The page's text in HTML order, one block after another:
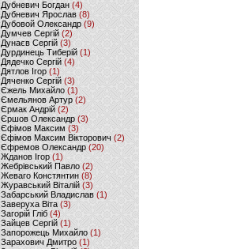
Дубневич Богдан (4)
Дубневич Ярослав (8)
Дубовой Олександр(9)
Думчев Сергій (2)
Дунаєв Сергій(3)
Дурдинець Тиберій (1)
Дядечко Сергій (4)
Дятлов Ігор (1)
Дяченко Сергій (3)
Єжель Михайло (1)
Ємельянов Артур (2)
Єрмак Андрій (2)
Єршов Олександр (3)
Єфімов Максим (3)
Єфімов Максим Вікторович (2)
Єфремов Олександр (20)
Жданов Ігор (1)
Жебрівський Павло (2)
Жеваго Констянтин (8)
Журавський Віталій (3)
Забарський Владислав (1)
Заверуха Віта (3)
Загорій Гліб (4)
Зайцев Сергій(1)
Запорожець Михайло (1)
Зарахович Дмитро (1)